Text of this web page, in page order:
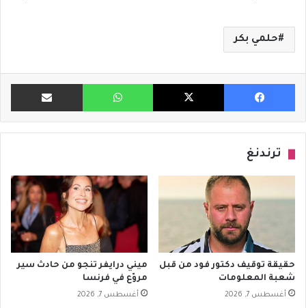
حلمي بكر
فيسبوك X واتساب مشاركة
ترندنغ
حقيقة توقيف دكتور فود من قبل
شعبة المعلومات
أغسطس 7, 2026
ميني درايفر تنجو من حادث سير
مروّع في فرنسا
أغسطس 7, 2026